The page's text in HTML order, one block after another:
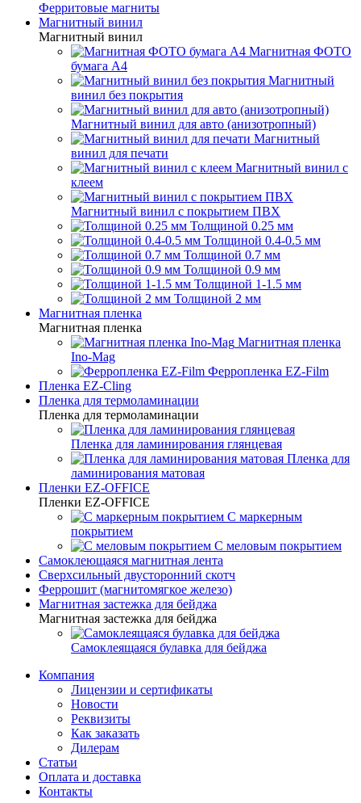
Ферритовые магниты
Магнитный винил
Магнитный винил
Магнитная ФОТО
бумага А4
Магнитный
винил без покрытия
Магнитный винил для авто (анизотропный)
Магнитный
винил для печати
Магнитный винил с
клеем
Магнитный винил с покрытием ПВХ
Толщиной 0.25 мм
Толщиной 0.4-0.5 мм
Толщиной 0.7 мм
Толщиной 0.9 мм
Толщиной 1-1.5 мм
Толщиной 2 мм
Магнитная пленка
Магнитная пленка
Магнитная пленка
Ino-Mag
Ферропленка EZ-Film
Пленка EZ-Cling
Пленка для термоламинации
Пленка для термоламинации
Пленка для ламинирования глянцевая
Пленка для
ламинирования матовая
Пленки EZ-OFFICE
Пленки EZ-OFFICE
С маркерным
покрытием
С меловым покрытием
Самоклеющаяся магнитная лента
Сверхсильный двусторонний скотч
Феррошит (магнитомягкое железо)
Магнитная застежка для бейджа
Магнитная застежка для бейджа
Самоклеящаяся булавка для бейджа
Компания
Лицензии и сертификаты
Новости
Реквизиты
Как заказать
Дилерам
Статьи
Оплата и доставка
Контакты